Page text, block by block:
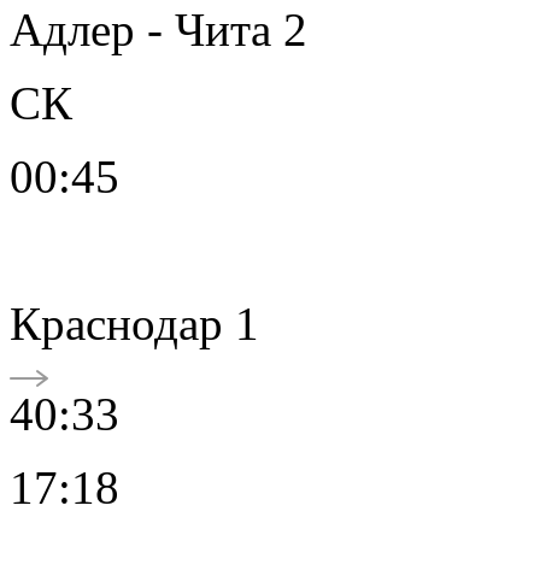
Адлер - Чита 2
СК
00:45
Краснодар 1
40:33
17:18